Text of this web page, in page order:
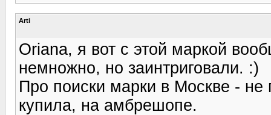
Arti
Oriana, я вот с этой маркой
немножно, но заинтриговали. :)
Про поиски марки в Москве -
купила, на амбрешопе.